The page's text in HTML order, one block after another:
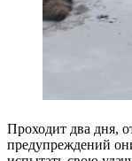
Проходит два дня,
предупреждений